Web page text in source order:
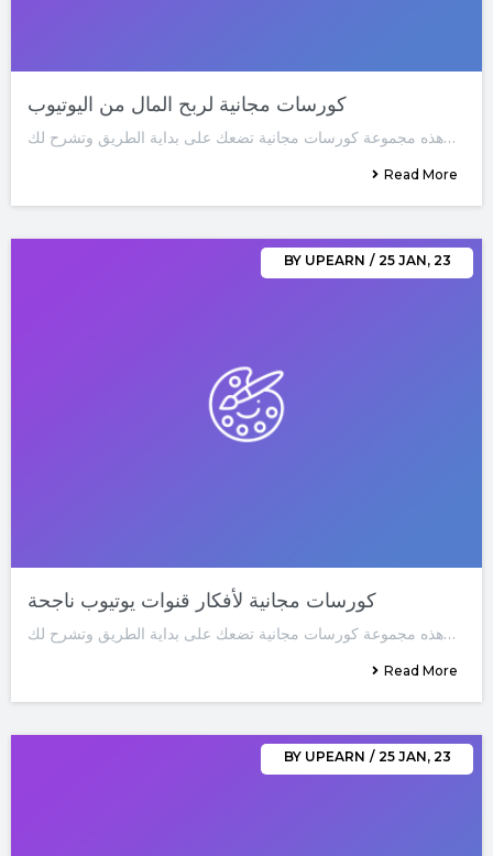
كورسات مجانية لربح المال من اليوتيوب
هذه مجموعة كورسات مجانية تضعك على بداية الطريق وتشرح لك…
Read More
كورسات مجانية لأفكار قنوات يوتيوب ناجحة
BY UPEARN / 25 JAN, 23
هذه مجموعة كورسات مجانية تضعك على بداية الطريق وتشرح لك…
Read More
BY UPEARN / 25 JAN, 23